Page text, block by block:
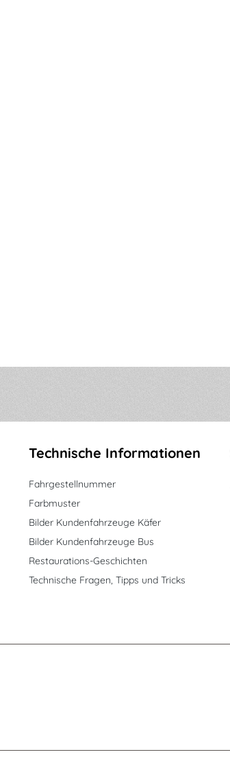
Technische Informationen
Fahrgestellnummer
Farbmuster
Bilder Kundenfahrzeuge Käfer
Bilder Kundenfahrzeuge Bus
Restaurations-Geschichten
Technische Fragen, Tipps und Tricks